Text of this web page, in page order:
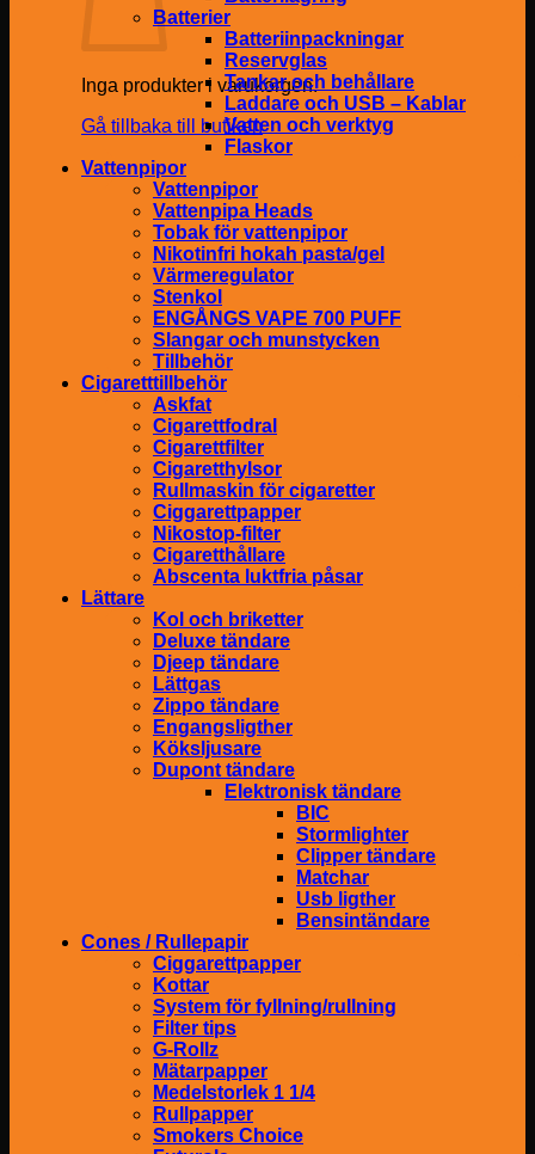
Inga produkter i varukorgen.
Gå tillbaka till butiken
Batterier
Batteriinpackningar
Reservglas
Tankar och behållare
Laddare och USB – Kablar
Vatten och verktyg
Flaskor
Vattenpipor
Vattenpipor
Vattenpipa Heads
Tobak för vattenpipor
Nikotinfri hokah pasta/gel
Värmeregulator
Stenkol
ENGÅNGS VAPE 700 PUFF
Slangar och munstycken
Tillbehör
Cigaretttillbehör
Askfat
Cigarettfodral
Cigarettfilter
Cigaretthylsor
Rullmaskin för cigaretter
Ciggarettpapper
Nikostop-filter
Cigaretthållare
Abscenta luktfria påsar
Lättare
Kol och briketter
Deluxe tändare
Djeep tändare
Lättgas
Zippo tändare
Engangsligther
Köksljusare
Dupont tändare
Elektronisk tändare
BIC
Stormlighter
Clipper tändare
Matchar
Usb ligther
Bensintändare
Cones / Rullepapir
Ciggarettpapper
Kottar
System för fyllning/rullning
Filter tips
G-Rollz
Mätarpapper
Medelstorlek 1 1/4
Rullpapper
Smokers Choice